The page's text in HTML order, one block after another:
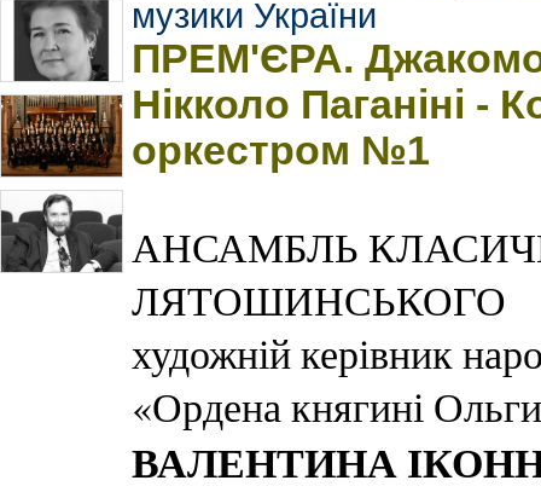
музики України
ПРЕМ'ЄРА. Джакомо
Нікколо Паганіні -
оркестром №1
АНСАМБЛЬ
ЛЯТОШИНСЬКОГО
художній керівник
«Ордена княгині
ВАЛЕНТИНА